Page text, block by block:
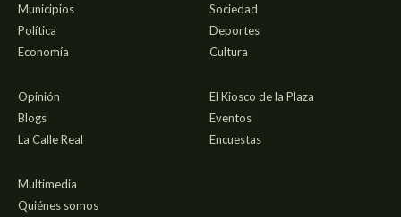
Municipios
Política
Economía
Sociedad
Deportes
Cultura
Opinión
Blogs
La Calle Real
El Kiosco de la Plaza
Eventos
Encuestas
Multimedia
Quiénes somos